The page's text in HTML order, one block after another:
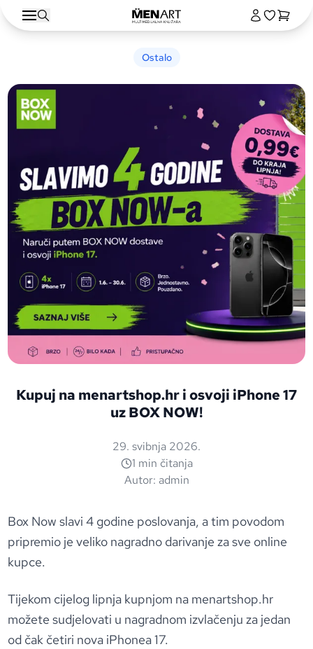
Ostalo
Kupuj na menartshop.hr i osvoji iPhone 17
uz BOX NOW!
29. svibnja 2026.
1 min čitanja
Autor: admin
Box Now slavi 4 godine poslovanja, a tim povodom
pripremio je veliko nagradno darivanje za sve online
kupce.
Tijekom cijelog lipnja kupnjom na menartshop.hr
možete sudjelovati u nagradnom izvlačenju za jedan
od čak četiri nova iPhonea 17.